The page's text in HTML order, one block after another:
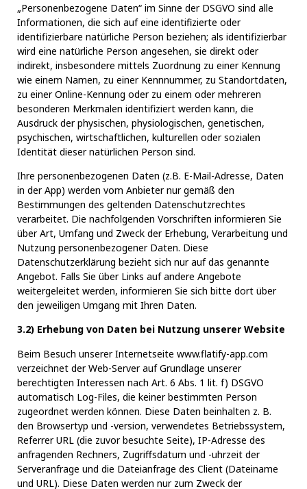
„Personenbezogene Daten“ im Sinne der DSGVO sind alle
Informationen, die sich auf eine identifizierte oder
identifizierbare natürliche Person beziehen; als identifizierbar
wird eine natürliche Person angesehen, sie direkt oder
indirekt, insbesondere mittels Zuordnung zu einer Kennung
wie einem Namen, zu einer Kennnummer, zu Standortdaten,
zu einer Online-Kennung oder zu einem oder mehreren
besonderen Merkmalen identifiziert werden kann, die
Ausdruck der physischen, physiologischen, genetischen,
psychischen, wirtschaftlichen, kulturellen oder sozialen
Identität dieser natürlichen Person sind.
Ihre personenbezogenen Daten (z.B. E-Mail-Adresse, Daten
in der App) werden vom Anbieter nur gemäß den
Bestimmungen des geltenden Datenschutzrechtes
verarbeitet. Die nachfolgenden Vorschriften informieren Sie
über Art, Umfang und Zweck der Erhebung, Verarbeitung und
Nutzung personenbezogener Daten. Diese
Datenschutzerklärung bezieht sich nur auf das genannte
Angebot. Falls Sie über Links auf andere Angebote
weitergeleitet werden, informieren Sie sich bitte dort über
den jeweiligen Umgang mit Ihren Daten.
3.2) Erhebung von Daten bei Nutzung unserer Website
Beim Besuch unserer Internetseite www.flatify-app.com
verzeichnet der Web-Server auf Grundlage unserer
berechtigten Interessen nach Art. 6 Abs. 1 lit. f) DSGVO
automatisch Log-Files, die keiner bestimmten Person
zugeordnet werden können. Diese Daten beinhalten z. B.
den Browsertyp und -version, verwendetes Betriebssystem,
Referrer URL (die zuvor besuchte Seite), IP-Adresse des
anfragenden Rechners, Zugriffsdatum und -uhrzeit der
Serveranfrage und die Dateianfrage des Client (Dateiname
und URL). Diese Daten werden nur zum Zweck der